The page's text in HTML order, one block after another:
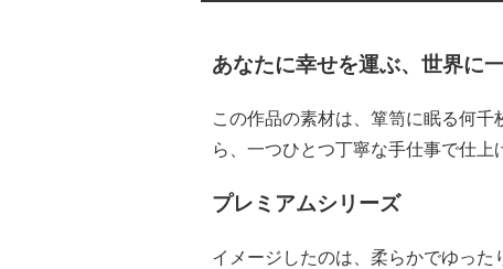
あなたに幸せを運ぶ、世界に
この作品の素材は、箪笥に眠る何
ら、一つひとつ丁寧な手仕事で仕上
プレミアムシリーズ
イメージしたのは、柔らかでゆっ